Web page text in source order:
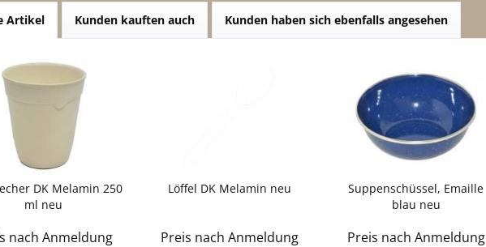
Artikel Kunden kauften auch Kunden haben sich ebenfalls angesehen
DK Melamin 250
ml neu
nach Anmeldung
Löffel DK Melamin neu
Preis nach Anmeldung
Suppenschüssel, Emaille
blau neu
Preis nach Anmeldung